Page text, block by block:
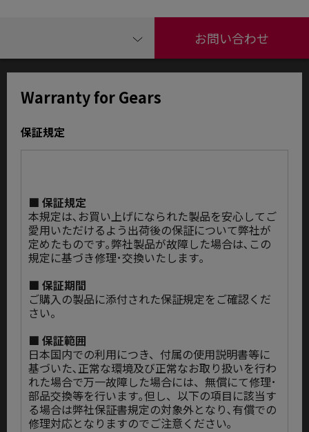
お問い合わせ
Warranty for Gears
保証規定
■ 保証規定
本規定は､お買い上げになられた製品を安心してご
愛用いただけるよう出荷後の保証について弊社が
定めたものです｡弊社製品が故障した場合は､この
規定に基づき修理･交換いたします｡
■ 保証期間
ご購入の製品に添付された保証規定をご確認くだ
さい。
■ 保証範囲
日本国内での利用につき、付属の使用説明書等に
基づいた､正常な環境及び正常なお取り扱いを行わ
れた場合で万一故障した場合には、無償にて修理･
部品交換等を行います｡但し、以下の項目に該当す
る場合は弊社保証書規定の対象外となり､有償での
修理対応となりますのでご注意ください｡